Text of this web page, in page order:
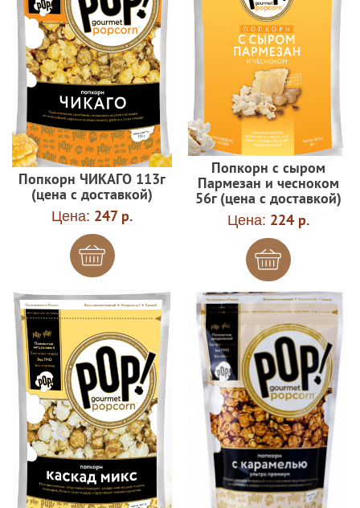
Попкорн ЧИКАГО 113г
(цена с доставкой)
Цена: 247 р.
Попкорн с сыром
Пармезан и чесноком
56г (цена с доставкой)
Цена: 224 р.